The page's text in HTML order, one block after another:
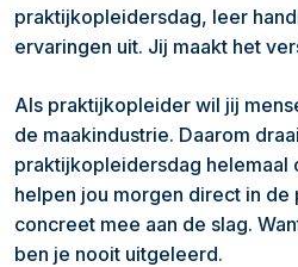
praktijkopleidersdag, leer
ervaringen uit. Jij maakt het
Als praktijkopleider wil jij
de maakindustrie. Daarom
praktijkopleidersdag helemaal
helpen jou morgen direct in de
concreet mee aan de slag.
ben je nooit uitgeleerd.